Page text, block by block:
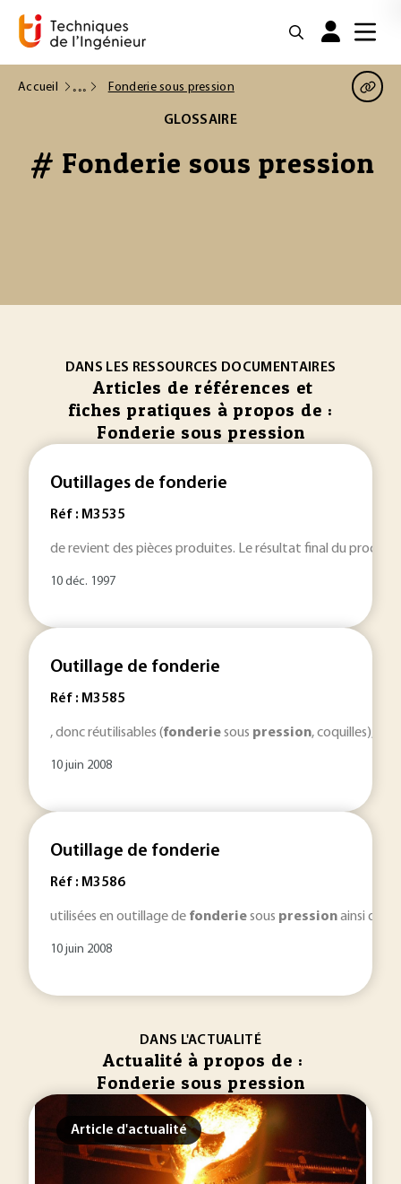
Accueil Fonderie sous pression
GLOSSAIRE
# Fonderie sous pression
DANS LES RESSOURCES DOCUMENTAIRES
Articles de références et
fiches pratiques à propos de :
Fonderie sous pression
Outillages de fonderie
Réf : M3535
de revient des pièces produites. Le résultat final du
10 déc. 1997
Outillage de fonderie
Réf : M3585
, donc réutilisables (fonderiesous pression, coquilles),
10 juin 2008
Outillage de fonderie
Réf : M3586
utilisées en outillage de fonderiesous pressionainsi
10 juin 2008
DANS L'ACTUALITÉ
Actualité à propos de :
Fonderie sous pression
Article d'actualité